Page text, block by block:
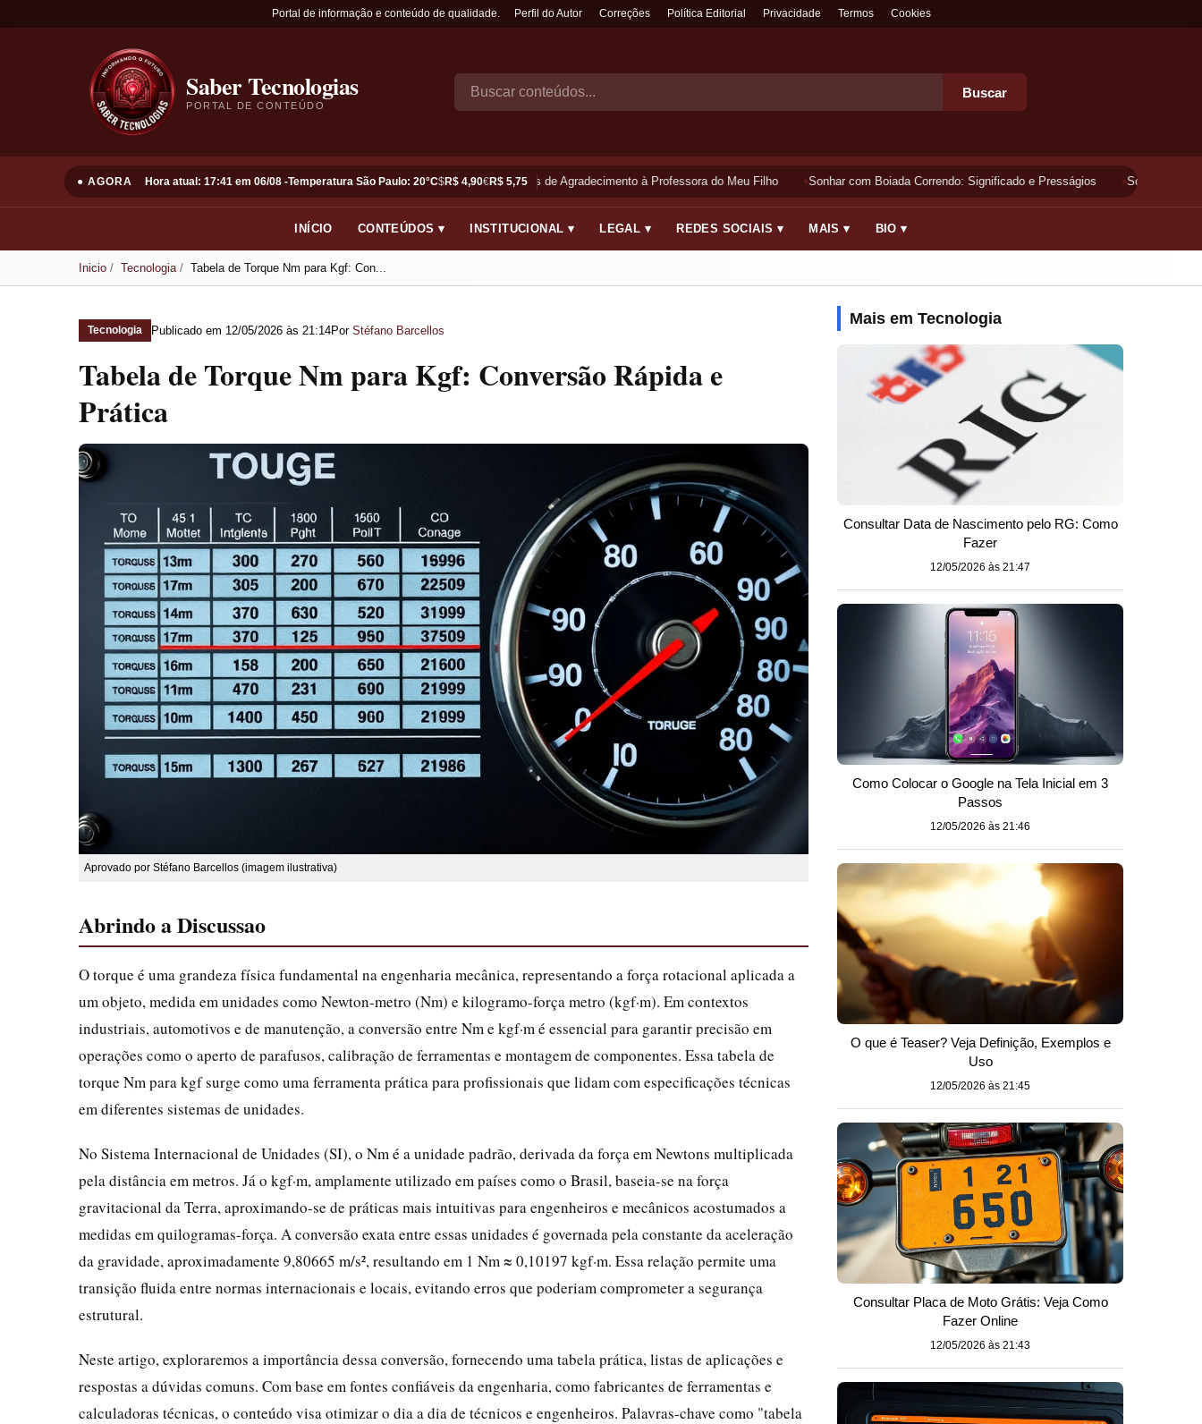
Portal de informação e conteúdo de qualidade. Perfil do Autor Correções Política Editorial Privacidade Termos Cookies
Saber Tecnologias
PORTAL DE CONTEÚDO
Buscar
● AGORA Hora atual: 17:41 em 06/08 -Temperatura São Paulo: 20°C$R$ 4,90€R$ 5,75
Frases de Agradecimento à Professora do Meu Filho Sonhar com Boiada Correndo: Significado e Presságios Sonhar
INÍCIO CONTEÚDOS ▾ INSTITUCIONAL ▾ LEGAL ▾ REDES SOCIAIS ▾ MAIS ▾ BIO ▾
Inicio Tecnologia Tabela de Torque Nm para Kgf: Con...
Tecnologia Publicado em 12/05/2026 às 21:14Por Stéfano Barcellos
Tabela de Torque Nm para Kgf: Conversão Rápida e
Prática
Aprovado por Stéfano Barcellos (imagem ilustrativa)
Abrindo a Discussao
O torque é uma grandeza física fundamental na engenharia mecânica, representando a força rotacional aplicada a
um objeto, medida em unidades como Newton-metro (Nm) e kilogramo-força metro (kgf·m). Em contextos
industriais, automotivos e de manutenção, a conversão entre Nm e kgf·m é essencial para garantir precisão em
operações como o aperto de parafusos, calibração de ferramentas e montagem de componentes. Essa tabela de
torque Nm para kgf surge como uma ferramenta prática para profissionais que lidam com especificações técnicas
em diferentes sistemas de unidades.
No Sistema Internacional de Unidades (SI), o Nm é a unidade padrão, derivada da força em Newtons multiplicada
pela distância em metros. Já o kgf·m, amplamente utilizado em países como o Brasil, baseia-se na força
gravitacional da Terra, aproximando-se de práticas mais intuitivas para engenheiros e mecânicos acostumados a
medidas em quilogramas-força. A conversão exata entre essas unidades é governada pela constante da aceleração
da gravidade, aproximadamente 9,80665 m/s², resultando em 1 Nm ≈ 0,10197 kgf·m. Essa relação permite uma
transição fluida entre normas internacionais e locais, evitando erros que poderiam comprometer a segurança
estrutural.
Neste artigo, exploraremos a importância dessa conversão, fornecendo uma tabela prática, listas de aplicações e
respostas a dúvidas comuns. Com base em fontes confiáveis da engenharia, como fabricantes de ferramentas e
calculadoras técnicas, o conteúdo visa otimizar o dia a dia de técnicos e engenheiros. Palavras-chave como "tabela
Mais em Tecnologia
Consultar Data de Nascimento pelo RG: Como
Fazer
12/05/2026 às 21:47
Como Colocar o Google na Tela Inicial em 3
Passos
12/05/2026 às 21:46
O que é Teaser? Veja Definição, Exemplos e
Uso
12/05/2026 às 21:45
Consultar Placa de Moto Grátis: Veja Como
Fazer Online
12/05/2026 às 21:43